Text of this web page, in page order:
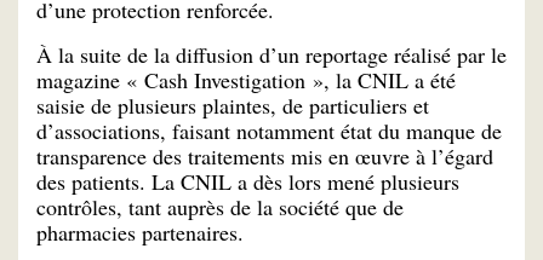
d’une protection renforcée.
À la suite de la diffusion d’un reportage réalisé par le
magazine « Cash Investigation », la CNIL a été
saisie de plusieurs plaintes, de particuliers et
d’associations, faisant notamment état du manque de
transparence des traitements mis en œuvre à l’égard
des patients. La CNIL a dès lors mené plusieurs
contrôles, tant auprès de la société que de
pharmacies partenaires.